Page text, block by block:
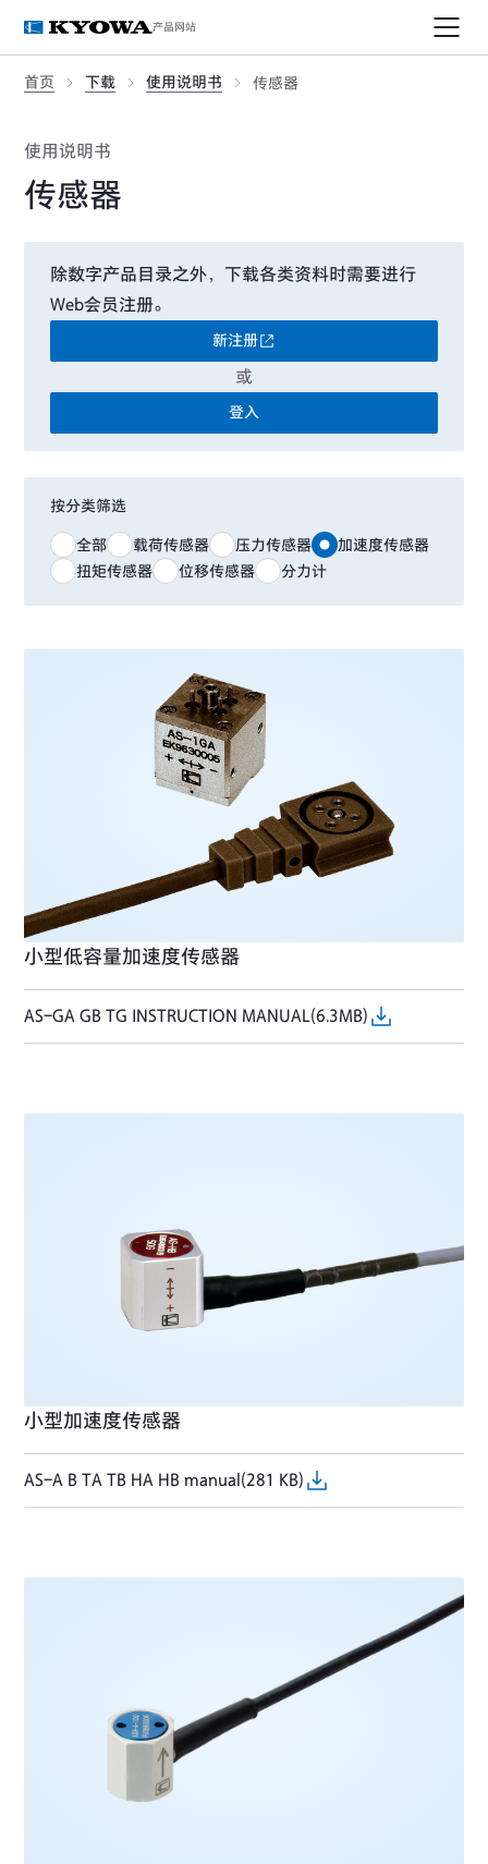
产品网站
首页 下载 使用说明书 传感器
使用说明书
传感器
除数字产品目录之外，下载各类资料时需要进行
Web会员注册。
新注册
或
登入
按分类筛选
全部 载荷传感器 压力传感器
加速度传感器
扭矩传感器
位移传感器 分力计
小型低容量加速度传感器
AS-GA GB TG INSTRUCTION MANUAL(6.3MB)
小型加速度传感器
AS-A B TA TB HA HB manual(281 KB)